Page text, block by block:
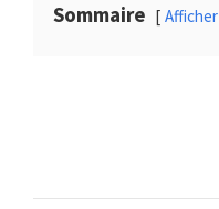
Sommaire Afficher